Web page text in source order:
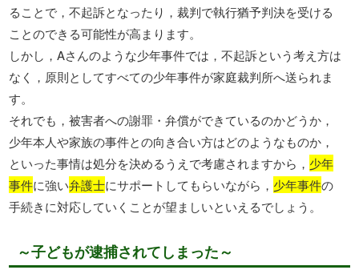
ることで，不起訴となったり，裁判で執行猶予判決を受ける
ことのできる可能性が高まります。
しかし，Aさんのような少年事件では，不起訴という考え方は
なく，原則としてすべての少年事件が家庭裁判所へ送られま
す。
それでも，被害者への謝罪・弁償ができているのかどうか，
少年本人や家族の事件との向き合い方はどのようなものか，
といった事情は処分を決めるうえで考慮されますから， 少年
事件に強い弁護士にサポートしてもらいながら， 少年事件の
手続きに対応していくことが望ましいといえるでしょう。
～子どもが逮捕されてしまった～